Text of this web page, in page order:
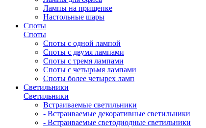
Лампы на прищепке
Настольные шары
Споты
Споты
Споты с одной лампой
Споты с двумя лампами
Споты с тремя лампами
Споты с четырьмя лампами
Споты более четырех ламп
Светильники
Светильники
Встраиваемые светильники
- Встраиваемые декоративные светильники
- Встраиваемые светодиодные светильники